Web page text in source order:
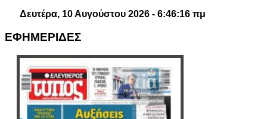
Δευτέρα, 10 Αυγούστου 2026 - 6:46:17 πμ
ΕΦΗΜΕΡΙΔΕΣ